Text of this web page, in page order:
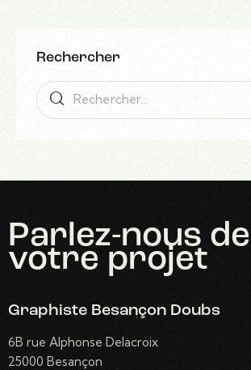
Rechercher
Parlez-nous de
votre projet
Graphiste Besançon Doubs
6B rue Alphonse Delacroix
25000 Besançon